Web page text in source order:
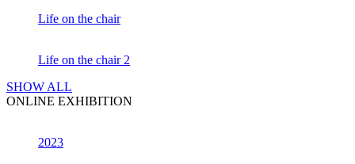
Life on the chair
Life on the chair 2
SHOW ALL
ONLINE EXHIBITION
2023